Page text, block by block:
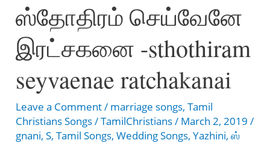
வந்தாச்சு
Tamil
Christmas
Song
அதிசயம்
Vol-
6
ஸ்தோதிரம் செய்வேனே
இரட்சகனை -sthothiram
seyvaenae ratchakanai
Leave a Comment/ marriage songs,Tamil
Christians Songs/TamilChristians/ March 2, 2019/
gnani,S,Tamil Songs,Wedding Songs,Yazhini,ஸ்